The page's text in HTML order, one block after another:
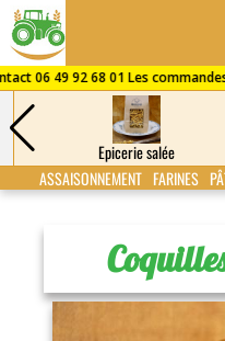
des
Fermes
Puisaye
Epicerie salée
ASSAISONNEMENT FARINES